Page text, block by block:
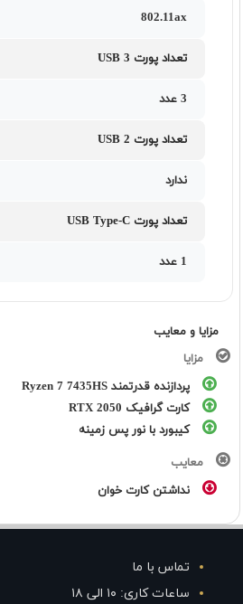
802.11ax
تعداد پورت USB 3
3 عدد
تعداد پورت USB 2
ندارد
تعداد پورت USB Type-C
1 عدد
مزایا و معایب
مزایا
پردازنده قدرتمند Ryzen 7 7435HS
کارت گرافیک RTX 2050
کیبورد با نور پس زمینه
معایب
نداشتن کارت خوان
تماس با ما
ساعات کاری: ۱۰ الی ۱۸